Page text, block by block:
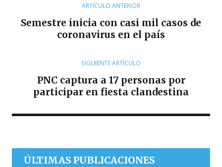
ARTÍCULO ANTERIOR
Semestre inicia con casi mil casos de
coronavirus en el país
SIGUIENTE ARTÍCULO
PNC captura a 17 personas por
participar en fiesta clandestina
ÚLTIMAS PUBLICACIONES